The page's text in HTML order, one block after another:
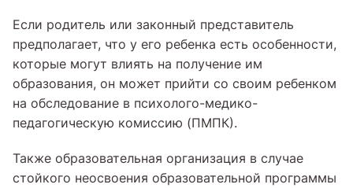
Если родитель или законный представитель
предполагает, что у его ребенка есть особенности,
которые могут влиять на получение им
образования, он может прийти со своим ребенком
на обследование в психолого-медико-
педагогическую комиссию (ПМПК).
Также образовательная организация в случае
стойкого неосвоения образовательной программы